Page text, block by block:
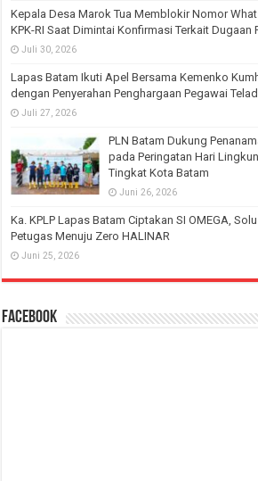
Kepala Desa Marok Tua Memblokir Nomor
KPK-RI Saat Dimintai Konfirmasi Terkait Dugaan
Juli 30, 2026
Lapas Batam Ikuti Apel Bersama Kemenko
dengan Penyerahan Penghargaan Pegawai
Juli 27, 2026
PLN Batam Dukung
pada Peringatan Hari
Tingkat Kota Batam
Juni 26, 2026
Ka. KPLP Lapas Batam Ciptakan SI OMEGA,
Petugas Menuju Zero HALINAR
Juni 25, 2026
Facebook